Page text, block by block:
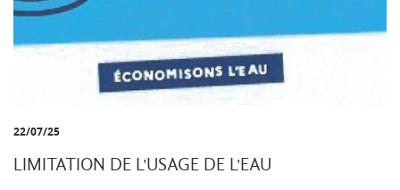
22/07/25
LIMITATION DE L'USAGE DE L'EAU